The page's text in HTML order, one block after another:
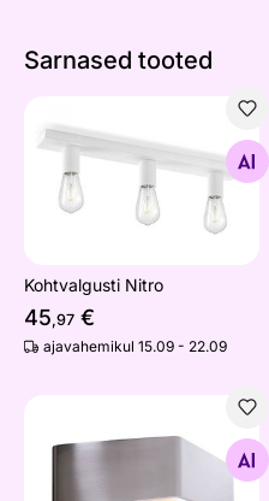
Sarnased tooted
Kohtvalgusti Nitro
Otsi sarnaseid
Kohtvalgusti Nitro
45,97 €
ajavahemikul 15.09 - 22.09
Seinavalgusti Calia LED
Otsi sarnaseid